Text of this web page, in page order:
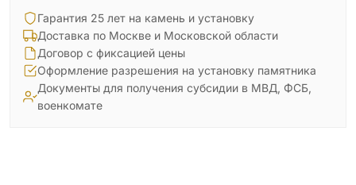
Гарантия 25 лет на камень и установку
Доставка по Москве и Московской области
Договор с фиксацией цены
Оформление разрешения на установку памятника
Документы для получения субсидии в МВД, ФСБ,
военкомате